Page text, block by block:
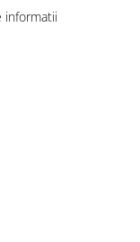
informatii